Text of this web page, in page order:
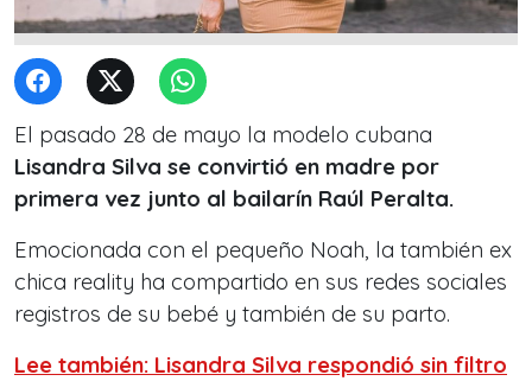
El pasado 28 de mayo la modelo cubana
Lisandra Silva se convirtió en madre por
primera vez junto al bailarín Raúl Peralta.
Emocionada con el pequeño Noah, la también ex
chica reality ha compartido en sus redes sociales
registros de su bebé y también de su parto.
Lee también: Lisandra Silva respondió sin filtro